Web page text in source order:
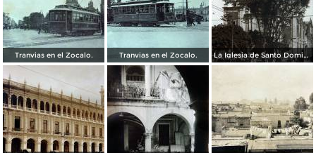
Tranvias en el Zocalo. Tranvias en el Zocalo. La Iglesia de Santo Domingo.